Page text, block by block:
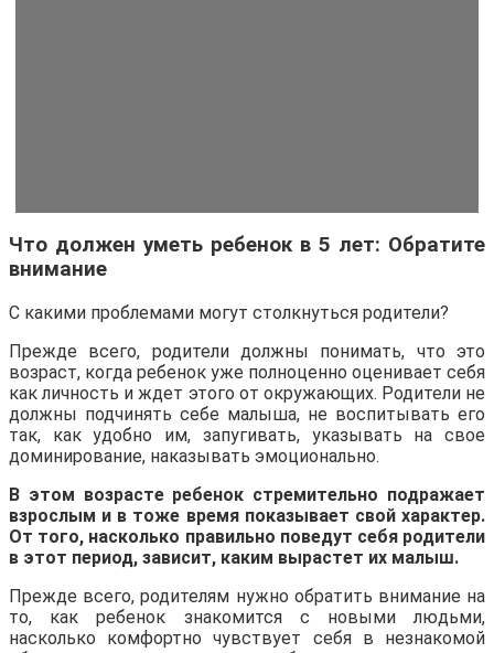
Что должен уметь ребенок в 5 лет: Обратите
внимание
С какими проблемами могут столкнуться родители?
Прежде всего, родители должны понимать, что это
возраст, когда ребенок уже полноценно оценивает себя
как личность и ждет этого от окружающих. Родители не
должны подчинять себе малыша, не воспитывать его
так, как удобно им, запугивать, указывать на свое
доминирование, наказывать эмоционально.
В этом возрасте ребенок стремительно подражает
взрослым и в тоже время показывает свой характер.
От того, насколько правильно поведут себя родители
в этот период, зависит, каким вырастет их малыш.
Прежде всего, родителям нужно обратить внимание на
то, как ребенок знакомится с новыми людьми,
насколько комфортно чувствует себя в незнакомой